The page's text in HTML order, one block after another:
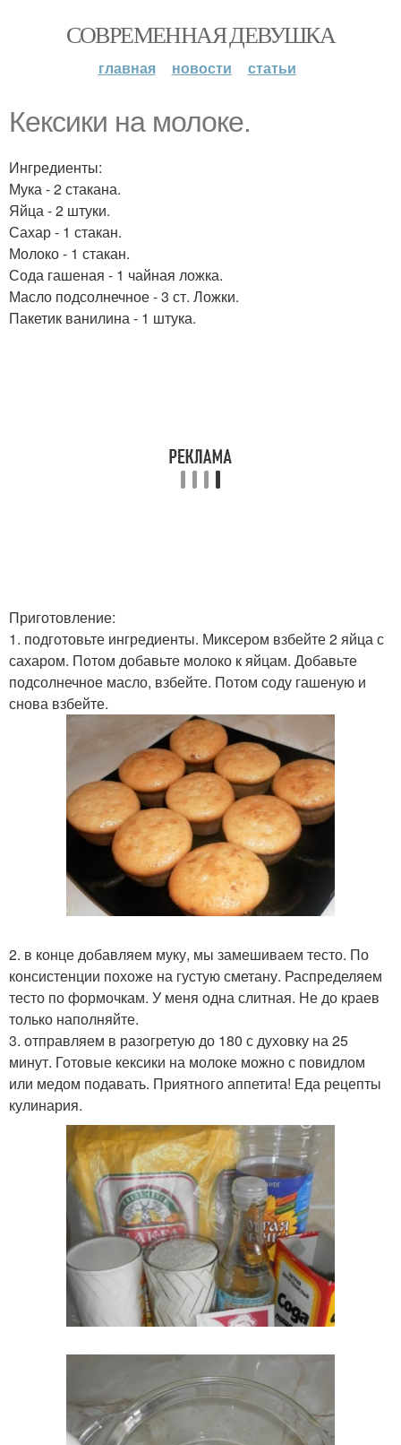
СОВРЕМЕННАЯ ДЕВУШКА
главная новости статьи
Кексики на молоке.
Ингредиенты:
Мука - 2 стакана.
Яйца - 2 штуки.
Сахар - 1 стакан.
Молоко - 1 стакан.
Сода гашеная - 1 чайная ложка.
Масло подсолнечное - 3 ст. Ложки.
Пакетик ванилина - 1 штука.
Приготовление:
1. подготовьте ингредиенты. Миксером взбейте 2 яйца с
сахаром. Потом добавьте молоко к яйцам. Добавьте
подсолнечное масло, взбейте. Потом соду гашеную и
снова взбейте.
2. в конце добавляем муку, мы замешиваем тесто. По
консистенции похоже на густую сметану. Распределяем
тесто по формочкам. У меня одна слитная. Не до краев
только наполняйте.
3. отправляем в разогретую до 180 с духовку на 25
минут. Готовые кексики на молоке можно с повидлом
или медом подавать. Приятного аппетита! Еда рецепты
кулинария.